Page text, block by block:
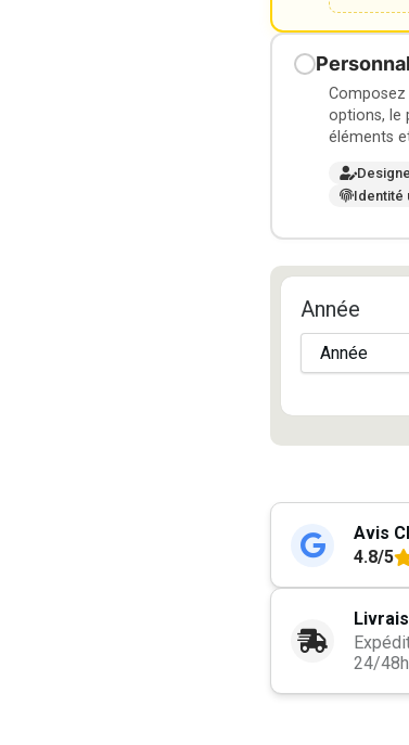
options, le
éléments
Identité
Année
Avis
4.8/5
24/